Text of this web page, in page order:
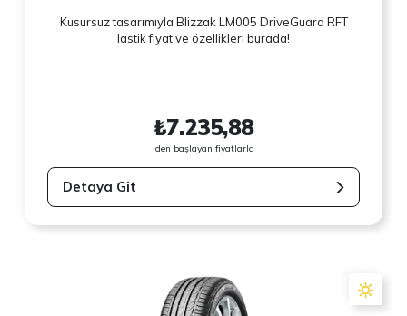
Kusursuz tasarımıyla Blizzak LM005 DriveGuard RFT
lastik fiyat ve özellikleri burada!
₺7.235,88
'den başlayan fiyatlarla
Detaya Git